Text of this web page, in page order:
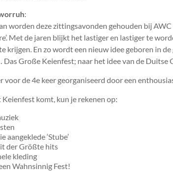
:
worden deze zittingsavonden gehouden bij AWC
Met de jaren blijkt het lastiger en lastiger te
krijgen. En zo wordt een nieuw idee geboren in
Das Große Keienfest; naar het idee van de Duitse
voor de 4e keer georganiseerd door een
Keienfest komt, kun je rekenen op:
aangeklede ‘Stube’
der Größte hits
kleding
Wahnsinnig Fest!